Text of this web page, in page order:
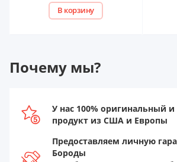
В корзину
Почему мы?
У нас 100% оригинальный
продукт из США и Европы
Предоставляем личную
Бороды